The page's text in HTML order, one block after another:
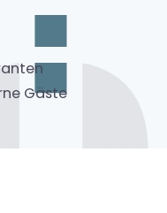
Gäste